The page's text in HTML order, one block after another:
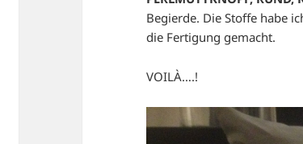
Begierde. Die Stoffe habe
die Fertigung gemacht.
VOILÀ….!